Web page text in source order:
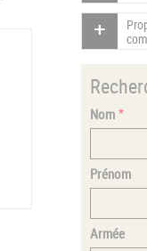
Nom
Prénom
Armée